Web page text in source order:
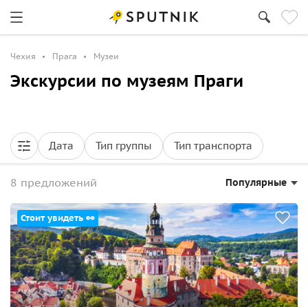
Чехия Прага Музеи
Экскурсии по музеям Праги
Дата Тип группы Тип транспорта
8 предложений Популярные
Стоит увидеть 👀